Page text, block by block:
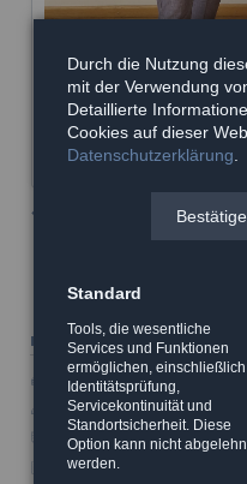
Hauptleistungen
Finanzbuchhaltung
Jahresabschluss
Lohnbuchhaltung
Steuerberatung
Durch die Nutzung
mit der Verwendung
Detaillierte
Cookies auf dieser
Datenschutzerklärung
Standard
Tools, die wesentliche
Services und Funktionen
ermöglichen, einschließlich
Identitätsprüfung,
Servicekontinuität und
Standortsicherheit. Diese
Option kann nicht
werden.